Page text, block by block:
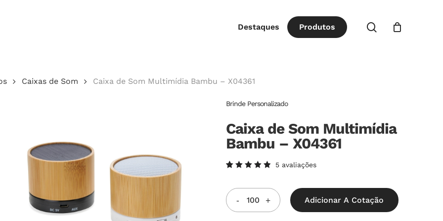
Destaques Produtos procurar
Caixas de Som Caixa de Som Multimídia Bambu – X04361
Brinde Personalizado
Caixa de Som Multimídia
Bambu – X04361
5.00de
5, com
baseado
em
5avaliações
Adicionar A Cotação